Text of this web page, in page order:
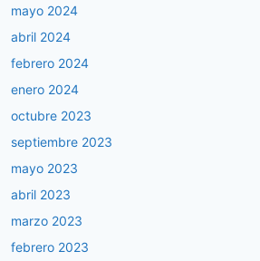
mayo 2024
abril 2024
febrero 2024
enero 2024
octubre 2023
septiembre 2023
mayo 2023
abril 2023
marzo 2023
febrero 2023